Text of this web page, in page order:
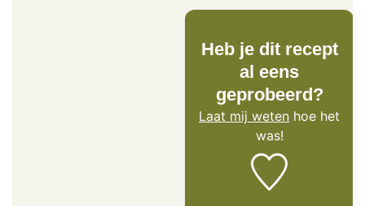
Heb je dit recept
al eens
geprobeerd?
Laat mij weten hoe het
was!